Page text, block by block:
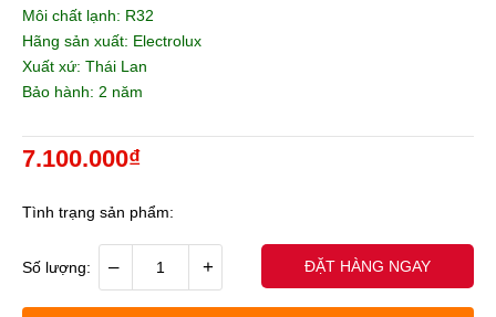
Môi chất lạnh: R32
Hãng sản xuất: Electrolux
Xuất xứ: Thái Lan
Bảo hành: 2 năm
7.100.000₫
Tình trạng sản phẩm:
Số lượng: – + ĐẶT HÀNG NGAY